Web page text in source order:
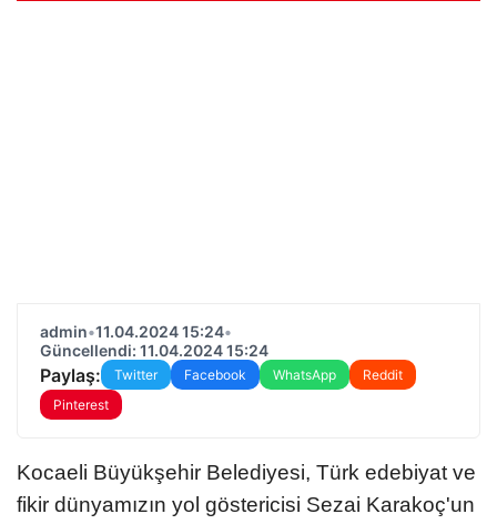
admin•11.04.2024 15:24•
Güncellendi: 11.04.2024 15:24
Paylaş: Twitter Facebook WhatsApp
Reddit
Pinterest
Kocaeli Büyükşehir Belediyesi, Türk edebiyat ve
fikir dünyamızın yol göstericisi Sezai Karakoç'un